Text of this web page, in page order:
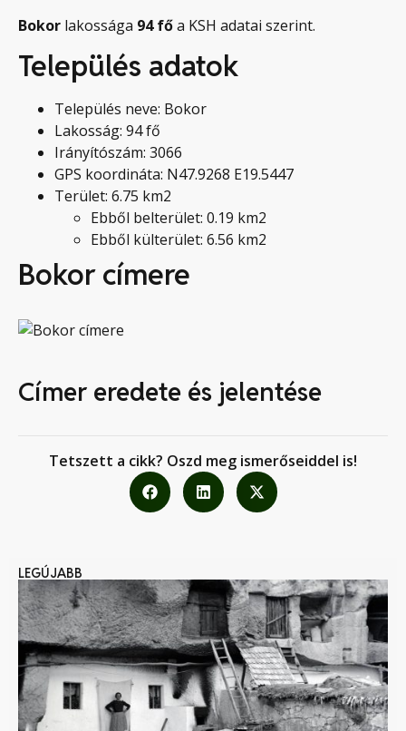
Bokor lakossága 94 főa KSH adatai szerint.
Település adatok
Település neve: Bokor
Lakosság: 94 fő
Irányítószám: 3066
GPS koordináta: N47.9268 E19.5447
Terület: 6.75 km2
Ebből belterület: 0.19 km2
Ebből külterület: 6.56 km2
Bokor címere
Címer eredete és jelentése
Tetszett a cikk? Oszd meg ismerőseiddel is!
LEGÚJABB